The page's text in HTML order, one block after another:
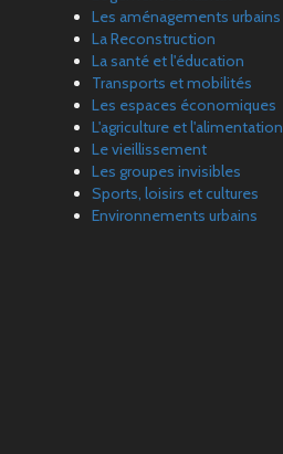
Les aménagements urbains
La Reconstruction
La santé et l'éducation
Transports et mobilités
Les espaces économiques
L'agriculture et l'alimentation
Le vieillissement
Les groupes invisibles
Sports, loisirs et cultures
Environnements urbains